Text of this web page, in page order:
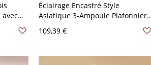
30,48
Éclairage Encastré Style
Asiatique 3-Ampoule Plafonnier
en Forme d'Assiette en Bois - 110
V-120 V Bois Foncé 40,64 cm
109,39 €